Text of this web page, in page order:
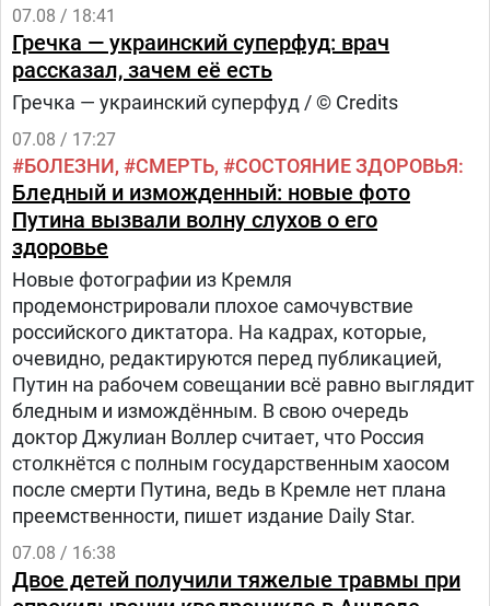
07.08 / 18:41
Гречка — украинский суперфуд: врач
рассказал, зачем её есть
Гречка — украинский суперфуд / © Credits
07.08 / 17:27
БОЛЕЗНИ СМЕРТЬ СОСТОЯНИЕ ЗДОРОВЬЯ
Бледный и изможденный: новые фото
Путина вызвали волну слухов о его
здоровье
Новые фотографии из Кремля
продемонстрировали плохое самочувствие
российского диктатора. На кадрах, которые,
очевидно, редактируются перед публикацией,
Путин на рабочем совещании всё равно выглядит
бледным и измождённым. В свою очередь
доктор Джулиан Воллер считает, что Россия
столкнётся с полным государственным хаосом
после смерти Путина, ведь в Кремле нет плана
преемственности, пишет издание Daily Star.
07.08 / 16:38
Двое детей получили тяжелые травмы при